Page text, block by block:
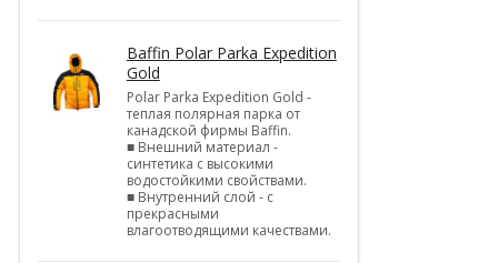
Baffin Polar Parka Expedition
Gold
Polar Parka Expedition Gold -
теплая полярная парка от
канадской фирмы Baffin.
■ Внешний материал -
синтетика с высокими
водостойкими свойствами.
■ Внутренний слой - с
прекрасными
влагоотводящими качествами.